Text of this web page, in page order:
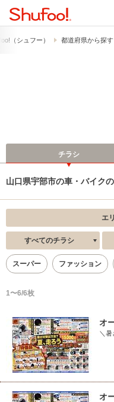
（シュフー） 都道府県から探す
チラシ
山口県宇部市の車・バイク
エ
すべてのチラシ
スーパー ファッション
1〜6/6枚
オ
＼暑
オ